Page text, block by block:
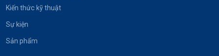
Kiến thức kỹ thuật
Sự kiện
Sản phẩm